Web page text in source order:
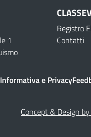
1
Registro
Contatti
Informativa e Privacy
Concept & Design